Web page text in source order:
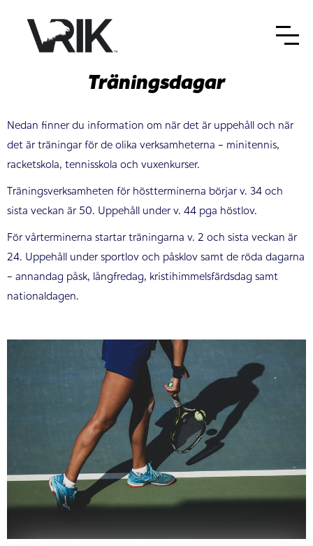
Träningsdagar
Nedan finner du information om när det är uppehåll och när
det är träningar för de olika verksamheterna - minitennis,
racketskola, tennisskola och vuxenkurser.
Träningsverksamheten för höstterminerna börjar v. 34 och
sista veckan är 50. Uppehåll under v. 44 pga höstlov.
För vårterminerna startar träningarna v. 2 och sista veckan är
24. Uppehåll under sportlov och påsklov samt de röda dagarna
- annandag påsk, långfredag, kristihimmelsfärdsdag samt
nationaldagen.